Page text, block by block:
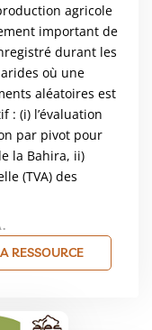
agricole
important de
durant les
où une
aléatoires est
: (i) l’évaluation
par pivot pour
la Bahira, ii)
(TVA) des
RESSOURCE